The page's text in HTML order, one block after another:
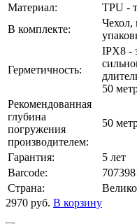
Материал:
TPU -
В комплекте:
Герметичность:
IPX8 -
50
Рекомендованная
глубина
погружения
производителем:
50
Гарантия:
5 лет
Barcode:
Страна:
2970 руб. В корзину